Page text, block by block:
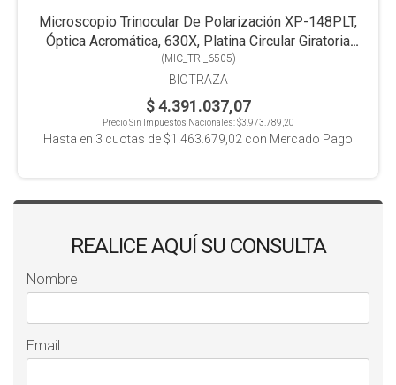
Microscopio Trinocular De Polarización XP-148PLT,
Óptica Acromática, 630X, Platina Circular Giratoria
(MIC_TRI_6505)
BIOTRAZA
$ 4.391.037,07
Precio Sin Impuestos Nacionales:$3.973.789,20
Hasta en 3 cuotas de $1.463.679,02 con Mercado Pago
REALICE AQUÍ SU CONSULTA
Nombre
Email